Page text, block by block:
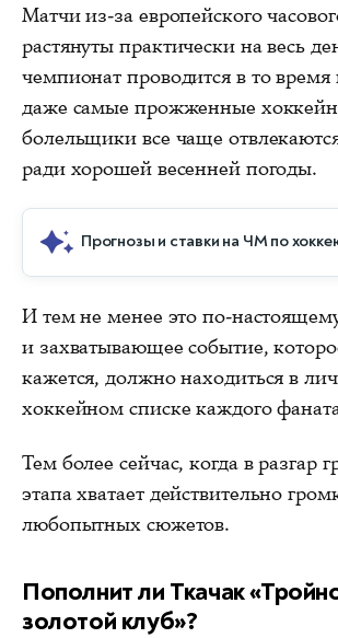
Матчи из-за европейского
растянуты практически на весь
чемпионат проводится в то время
даже самые прожженные
болельщики все чаще
ради хорошей весенней погоды.
Прогнозы и ставки на ЧМ по
И тем не менее это по-
и захватывающее событие,
кажется, должно находиться в
хоккейном списке каждого
Тем более сейчас, когда в разгар
этапа хватает действительно
любопытных сюжетов.
Пополнит ли Ткачак
золотой клуб»?